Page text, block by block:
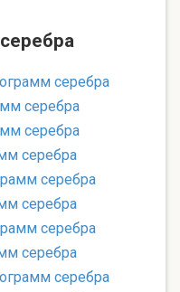
серебра
серебра
серебра
серебра
серебра
серебра
серебра
серебра
серебра